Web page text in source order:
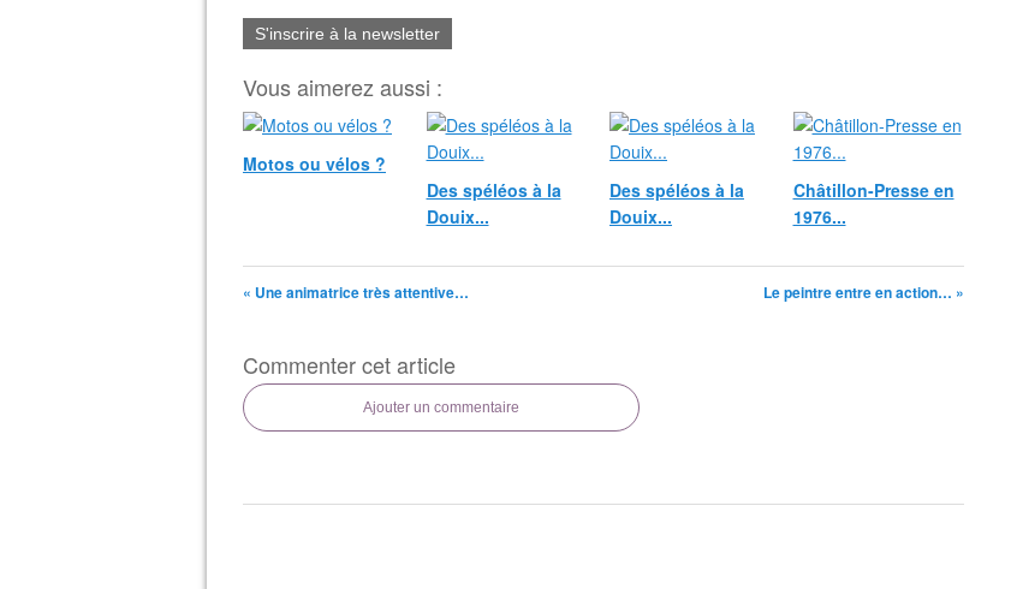
S'inscrire à la newsletter
Vous aimerez aussi :
Motos ou vélos ?
Des spéléos à la
Douix...
Des spéléos à la
Douix...
Châtillon-Presse en
1976...
« Une animatrice très attentive… Le peintre entre en action… »
Commenter cet article
Ajouter un commentaire